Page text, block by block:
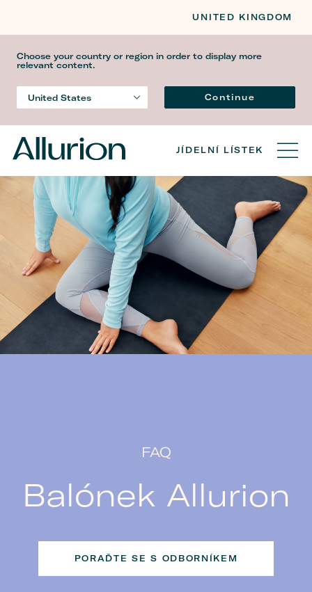
UNITED KINGDOM
Choose your country or region in order to display more
relevant content.
United States Continue
JÍDELNÍ LÍSTEK
FAQ
Balónek Allurion
PORAĎTE SE S ODBORNÍKEM